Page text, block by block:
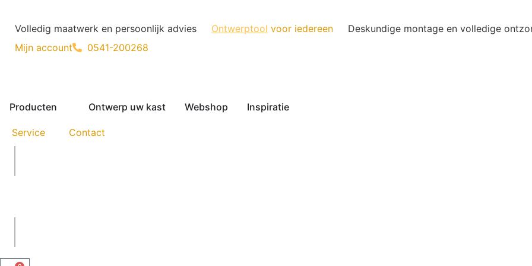
Volledig maatwerk en persoonlijk advies Ontwerptool voor iedereen
Deskundige montage en volledige
Mijn account
0541-200268
Producten Ontwerp uw kast Webshop Inspiratie
Service Contact